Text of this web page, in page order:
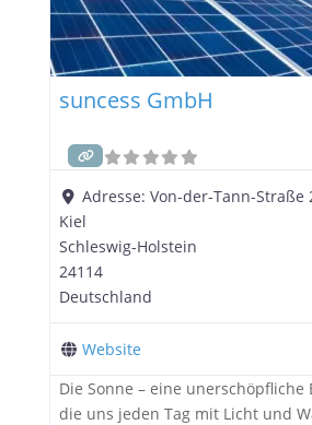
suncess GmbH
Adresse:Von-der-Tann-Straße
Kiel
Schleswig-Holstein
24114
Deutschland
Website
Die Sonne – eine unerschöpfliche
die uns jeden Tag mit Licht und